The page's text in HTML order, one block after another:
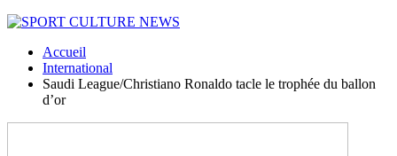
Accueil
International
Saudi League/Christiano Ronaldo tacle le trophée du ballon
d’or